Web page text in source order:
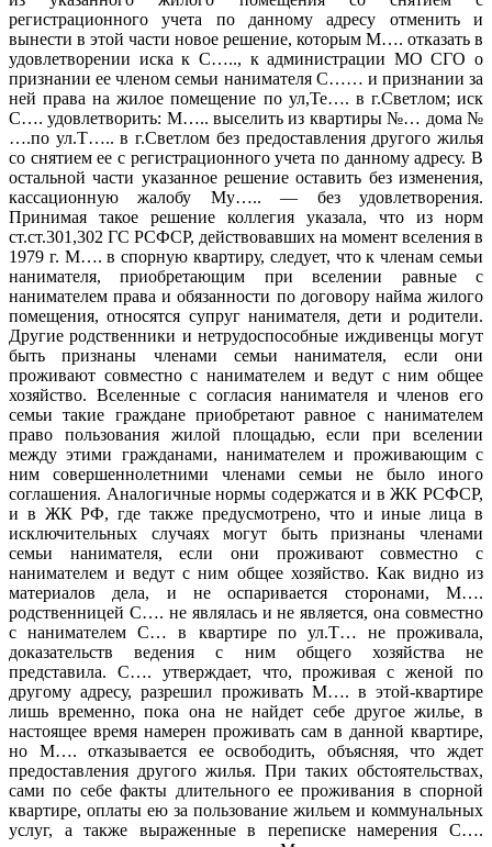
регистрационного учета по данному адресу отменить и
вынести в этой части новое решение, которым М…. отказать в
удовлетворении иска к С….., к администрации МО СГО о
признании ее членом семьи нанимателя С…… и признании за
ней права на жилое помещение по ул,Те…. в г.Светлом; иск
С…. удовлетворить: М….. выселить из квартиры №… дома №
….по ул.Т….. в г.Светлом без предоставления другого жилья
со снятием ее с регистрационного учета по данному адресу. В
остальной части указанное решение оставить без изменения,
кассационную жалобу Му….. — без удовлетворения.
Принимая такое решение коллегия указала, что из норм
ст.ст.301,302 ГС РСФСР, действовавших на момент вселения в
1979 г. М…. в спорную квартиру, следует, что к членам семьи
нанимателя, приобретающим при вселении равные с
нанимателем права и обязанности по договору найма жилого
помещения, относятся супруг нанимателя, дети и родители.
Другие родственники и нетрудоспособные иждивенцы могут
быть признаны членами семьи нанимателя, если они
проживают совместно с нанимателем и ведут с ним общее
хозяйство. Вселенные с согласия нанимателя и членов его
семьи такие граждане приобретают равное с нанимателем
право пользования жилой площадью, если при вселении
между этими гражданами, нанимателем и проживающим с
ним совершеннолетними членами семьи не было иного
соглашения. Аналогичные нормы содержатся и в ЖК РСФСР,
и в ЖК РФ, где также предусмотрено, что и иные лица в
исключительных случаях могут быть признаны членами
семьи нанимателя, если они проживают совместно с
нанимателем и ведут с ним общее хозяйство. Как видно из
материалов дела, и не оспаривается сторонами, М….
родственницей С…. не являлась и не является, она совместно
с нанимателем С… в квартире по ул.Т… не проживала,
доказательств ведения с ним общего хозяйства не
представила. С…. утверждает, что, проживая с женой по
другому адресу, разрешил проживать М…. в этой-квартире
лишь временно, пока она не найдет себе другое жилье, в
настоящее время намерен проживать сам в данной квартире,
но М…. отказывается ее освободить, объясняя, что ждет
предоставления другого жилья. При таких обстоятельствах,
сами по себе факты длительного ее проживания в спорной
квартире, оплаты ею за пользование жильем и коммунальных
услуг, а также выраженные в переписке намерения С….